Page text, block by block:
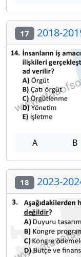
17 2018-
A B
18 2023-